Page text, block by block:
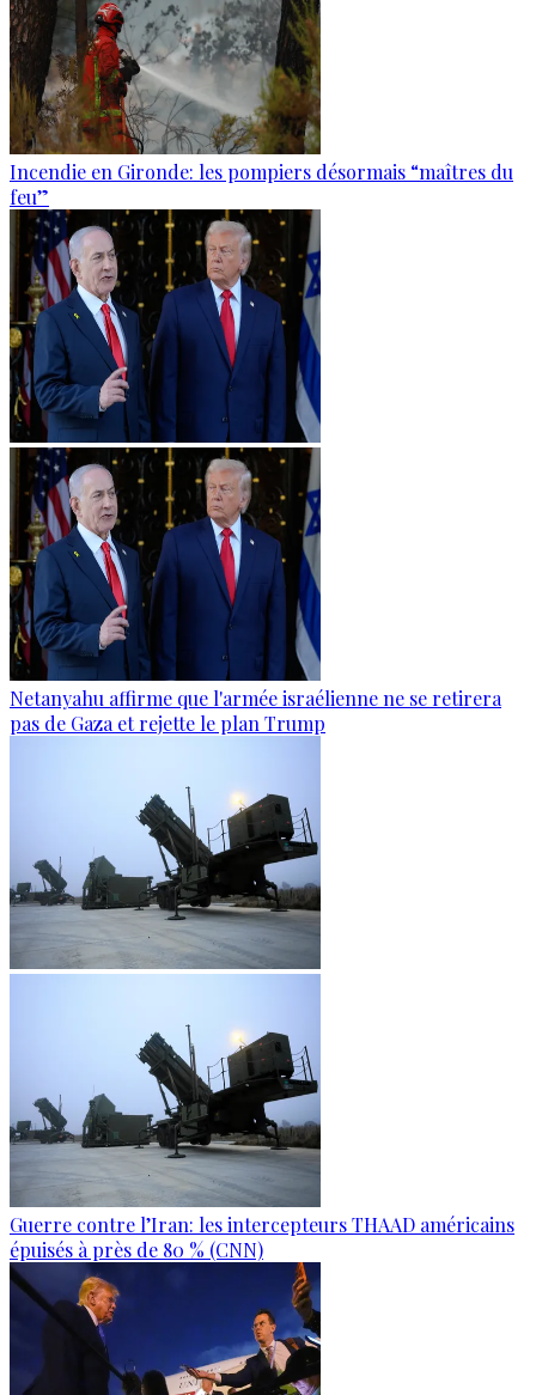
Incendie en Gironde: les pompiers désormais “maîtres du
feu”
Netanyahu affirme que l'armée israélienne ne se retirera
pas de Gaza et rejette le plan Trump
Guerre contre l’Iran: les intercepteurs THAAD américains
épuisés à près de 80 % (CNN)